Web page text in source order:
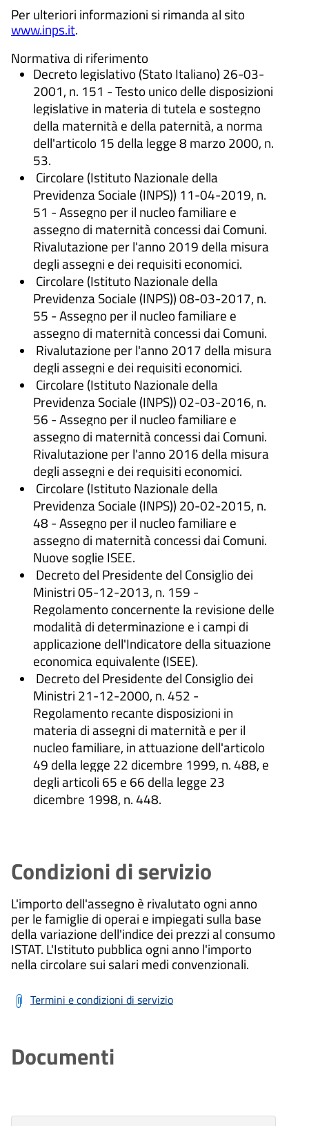
Per ulteriori informazioni si rimanda al sito
www.inps.it.
Normativa di riferimento
Decreto legislativo (Stato Italiano) 26-03-
2001, n. 151 - Testo unico delle disposizioni
legislative in materia di tutela e sostegno
della maternità e della paternità, a norma
dell'articolo 15 della legge 8 marzo 2000, n.
53.
Circolare (Istituto Nazionale della
Previdenza Sociale (INPS)) 11-04-2019, n.
51 - Assegno per il nucleo familiare e
assegno di maternità concessi dai Comuni.
Rivalutazione per l'anno 2019 della misura
degli assegni e dei requisiti economici.
Circolare (Istituto Nazionale della
Previdenza Sociale (INPS)) 08-03-2017, n.
55 - Assegno per il nucleo familiare e
assegno di maternità concessi dai Comuni.
Rivalutazione per l'anno 2017 della misura
degli assegni e dei requisiti economici.
Circolare (Istituto Nazionale della
Previdenza Sociale (INPS)) 02-03-2016, n.
56 - Assegno per il nucleo familiare e
assegno di maternità concessi dai Comuni.
Rivalutazione per l'anno 2016 della misura
degli assegni e dei requisiti economici.
Circolare (Istituto Nazionale della
Previdenza Sociale (INPS)) 20-02-2015, n.
48 - Assegno per il nucleo familiare e
assegno di maternità concessi dai Comuni.
Nuove soglie ISEE.
Decreto del Presidente del Consiglio dei
Ministri 05-12-2013, n. 159 -
Regolamento concernente la revisione delle
modalità di determinazione e i campi di
applicazione dell'Indicatore della situazione
economica equivalente (ISEE).
Decreto del Presidente del Consiglio dei
Ministri 21-12-2000, n. 452 -
Regolamento recante disposizioni in
materia di assegni di maternità e per il
nucleo familiare, in attuazione dell'articolo
49 della legge 22 dicembre 1999, n. 488, e
degli articoli 65 e 66 della legge 23
dicembre 1998, n. 448.
Condizioni di servizio
L'importo dell'assegno è rivalutato ogni anno
per le famiglie di operai e impiegati sulla base
della variazione dell'indice dei prezzi al consumo
ISTAT. L'Istituto pubblica ogni anno l'importo
nella circolare sui salari medi convenzionali.
Termini e condizioni di servizio
Documenti